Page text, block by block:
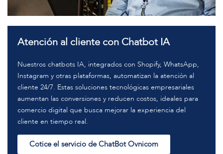
Atención al cliente con Chatbot IA
Nuestros chatbots IA, integrados con Shopify, WhatsApp,
Instagram y otras plataformas, automatizan la atención al
cliente 24/7. Estas soluciones tecnológicas empresariales
aumentan las conversiones y reducen costos, ideales para
comercio digital que busca mejorar la experiencia del
cliente en tiempo real.
Cotice el servicio de ChatBot Ovnicom